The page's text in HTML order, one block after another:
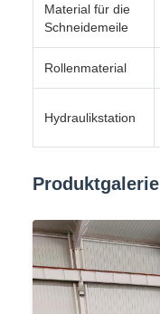
Material für die
Schneidemeile
Rollenmaterial
Hydraulikstation
Produktgalerie